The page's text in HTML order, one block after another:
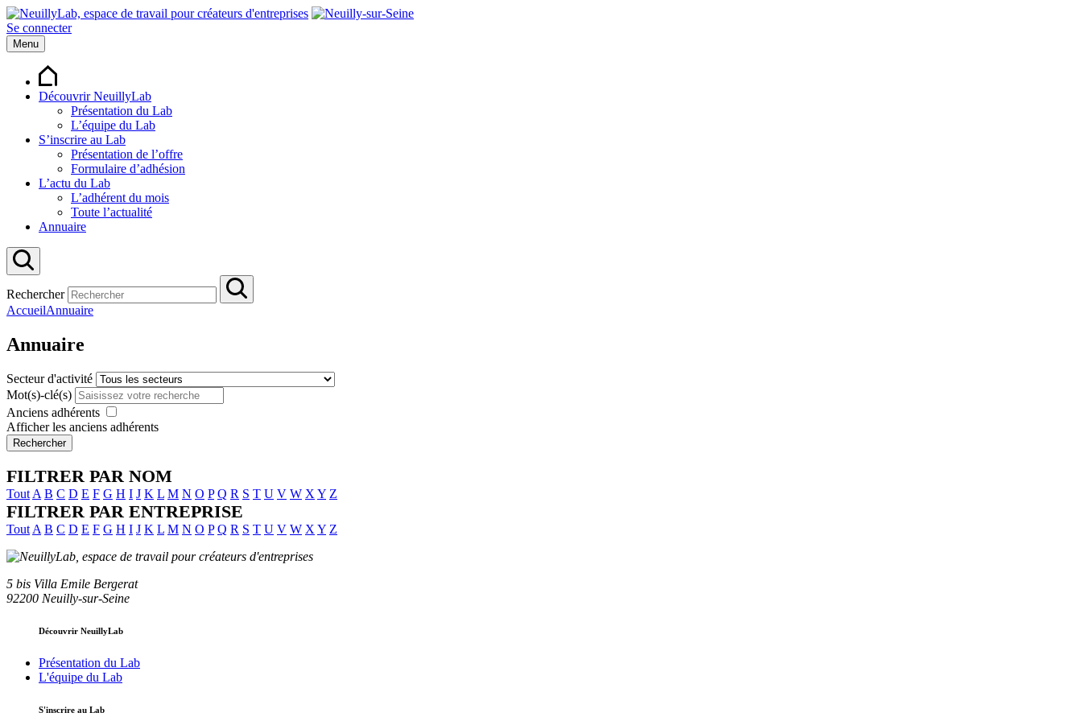
Se connecter
Menu
Découvrir NeuillyLab
Présentation du Lab
L’équipe du Lab
S’inscrire au Lab
Présentation de l’offre
Formulaire d’adhésion
L’actu du Lab
L’adhérent du mois
Toute l’actualité
Annuaire
Rechercher
AccueilAnnuaire
Annuaire
Secteur d'activité
Mot(s)-clé(s)
Anciens adhérents
Afficher les anciens adhérents
Rechercher
FILTRER PAR NOM
Tout A B C D E F G H I J K L M N O P Q R S T U V W X Y Z
FILTRER PAR ENTREPRISE
Tout A B C D E F G H I J K L M N O P Q R S T U V W X Y Z
5 bis Villa Emile Bergerat
92200 Neuilly-sur-Seine
Découvrir NeuillyLab
Présentation du Lab
L'équipe du Lab
S'inscrire au Lab